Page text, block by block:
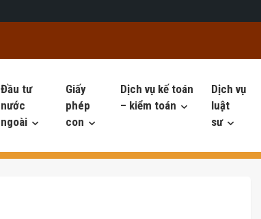
Đầu tư
nước
ngoài
Giấy
phép
con
Dịch vụ kế toán
– kiểm toán
Dịch vụ
luật
sư